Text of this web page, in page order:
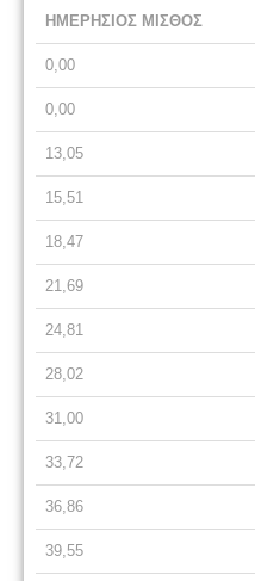
ΗΜΕΡΗΣΙΟΣ ΜΙΣΘΟΣ
0,00
0,00
13,05
15,51
18,47
21,69
24,81
28,02
31,00
33,72
36,86
39,55